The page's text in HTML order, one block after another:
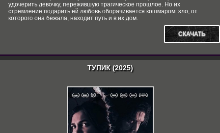
удочерить девочку, пережившую трагическое прошлое. Но их
стремление подарить ей любовь оборачивается кошмаром: зло, от
которого она бежала, находит путь и в их дом.
СКАЧАТЬ
ТУПИК (2025)